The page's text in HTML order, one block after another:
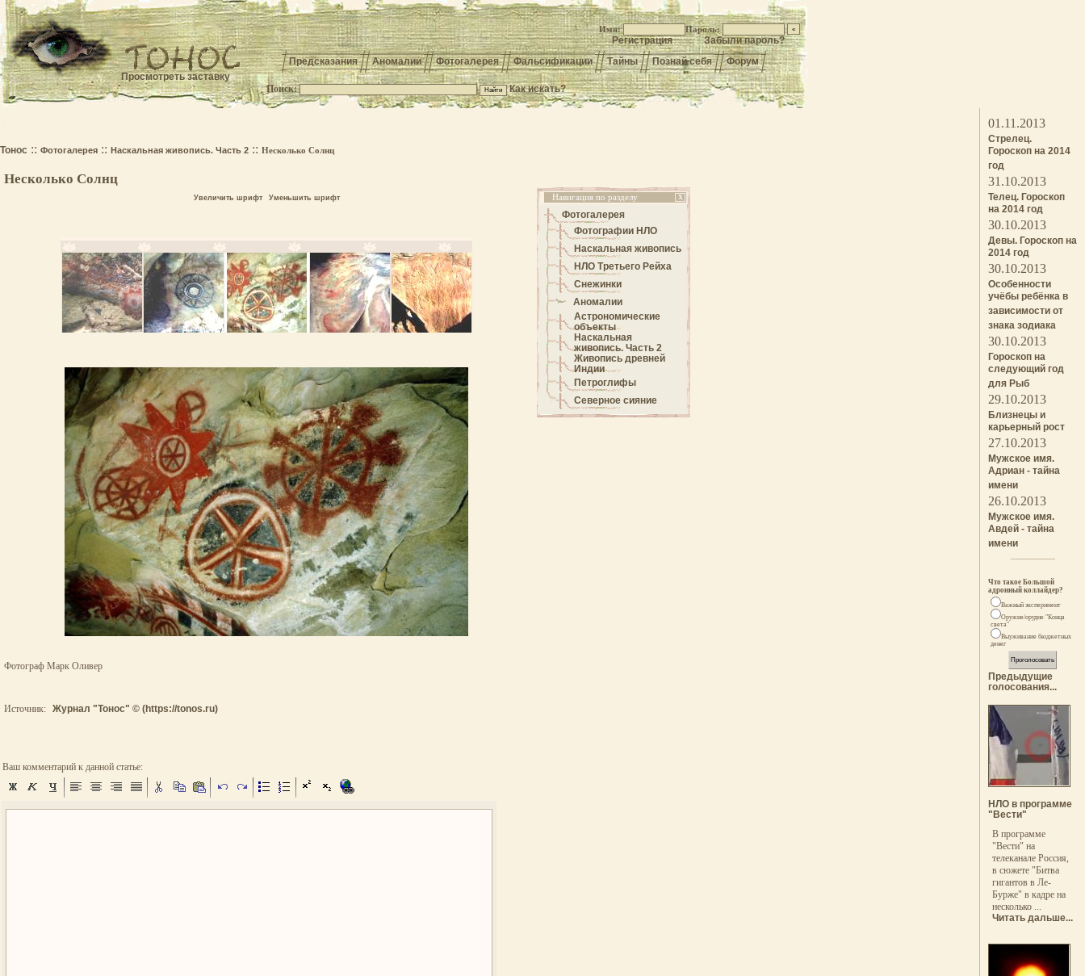
Имя: Пароль:
Регистрация
Забыли пароль?
Предсказания
Аномалии Фотогалерея Фальсификации Тайны Познай себя Форум
Поиск: Как искать?
Тонос :: Фотогалерея :: Наскальная живопись. Часть 2 :: Несколько Солнц
Несколько Солнц
Увеличить шрифт Уменьшить шрифт
Фотограф Марк Оливер
Источник: Журнал "Тонос" © (https://tonos.ru)
Ваш комментарий к данной статье:
Навигация по разделу X
Фотогалерея
Фотографии НЛО
Наскальная живопись
НЛО Третьего Рейха
Снежинки
Аномалии
Астрономические
объекты
Наскальная
живопись. Часть 2
Живопись древней
Индии
Петроглифы
Северное сияние
01.11.2013
Стрелец.
Гороскоп на 2014
год
31.10.2013
Телец. Гороскоп
на 2014 год
30.10.2013
Девы. Гороскоп на
2014 год
30.10.2013
Особенности
учёбы ребёнка в
зависимости от
знака зодиака
30.10.2013
Гороскоп на
следующий год
для Рыб
29.10.2013
Близнецы и
карьерный рост
27.10.2013
Мужское имя.
Адриан - тайна
имени
26.10.2013
Мужское имя.
Авдей - тайна
имени
Что такое Большой
адронный коллайдер?
Важный эксперимент
Оружие/орудие "Конца
света"
Выуживание бюджетных
денег
Предыдущие
голосования...
НЛО в программе
"Вести"
В программе
"Вести" на
телеканале Россия,
в сюжете "Битва
гигантов в Ле-
Бурже" в кадре на
несколько ...
Читать дальше...
Просмотреть заставку